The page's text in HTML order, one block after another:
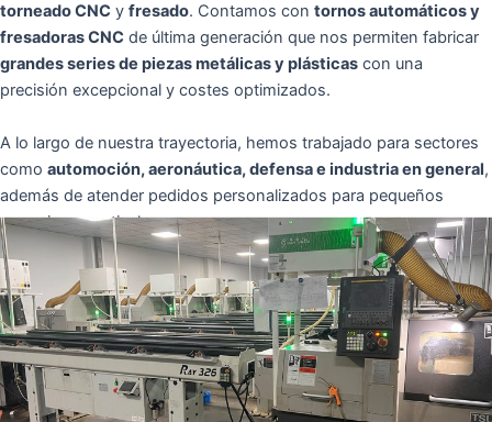
torneado CNC y fresado. Contamos con tornos automáticos y
fresadoras CNC de última generación que nos permiten fabricar
grandes series de piezas metálicas y plásticas con una
precisión excepcional y costes optimizados.
A lo largo de nuestra trayectoria, hemos trabajado para sectores
como automoción, aeronáutica, defensa e industria en general,
además de atender pedidos personalizados para pequeños
negocios y particulares.